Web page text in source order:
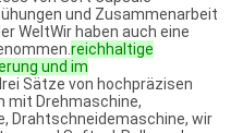
und Zusammenarbeit
WeltWir haben auch eine
reichhaltige
und im
Sätze von hochpräzisen
mit Drehmaschine,
Drahtschneidemaschine, wir